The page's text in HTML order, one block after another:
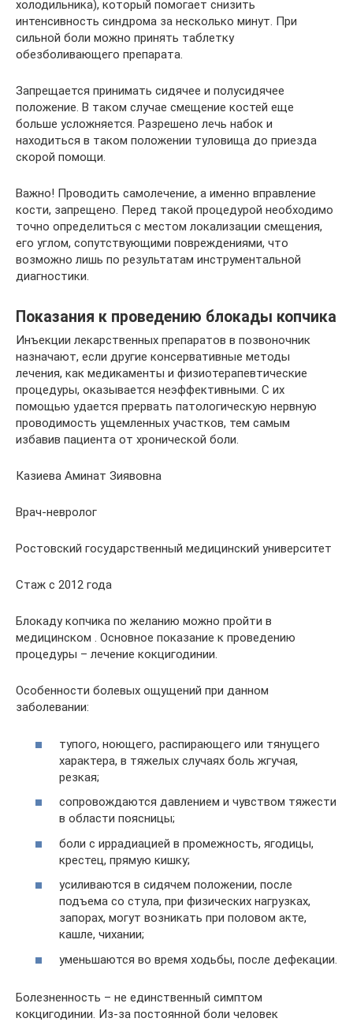
холодильника), который помогает снизить
интенсивность синдрома за несколько минут. При
сильной боли можно принять таблетку
обезболивающего препарата.
Запрещается принимать сидячее и полусидячее
положение. В таком случае смещение костей еще
больше усложняется. Разрешено лечь набок и
находиться в таком положении туловища до приезда
скорой помощи.
Важно! Проводить самолечение, а именно вправление
кости, запрещено. Перед такой процедурой необходимо
точно определиться с местом локализации смещения,
его углом, сопутствующими повреждениями, что
возможно лишь по результатам инструментальной
диагностики.
Показания к проведению блокады копчика
Инъекции лекарственных препаратов в позвоночник
назначают, если другие консервативные методы
лечения, как медикаменты и физиотерапевтические
процедуры, оказывается неэффективными. С их
помощью удается прервать патологическую нервную
проводимость ущемленных участков, тем самым
избавив пациента от хронической боли.
Казиева Аминат Зиявовна
Врач-невролог
Ростовский государственный медицинский университет
Стаж с 2012 года
Блокаду копчика по желанию можно пройти в
медицинском . Основное показание к проведению
процедуры – лечение кокцигодинии.
Особенности болевых ощущений при данном
заболевании:
тупого, ноющего, распирающего или тянущего
характера, в тяжелых случаях боль жгучая,
резкая;
сопровождаются давлением и чувством тяжести
в области поясницы;
боли с иррадиацией в промежность, ягодицы,
крестец, прямую кишку;
усиливаются в сидячем положении, после
подъема со стула, при физических нагрузках,
запорах, могут возникать при половом акте,
кашле, чихании;
уменьшаются во время ходьбы, после дефекации.
Болезненность – не единственный симптом
кокцигодинии. Из-за постоянной боли человек